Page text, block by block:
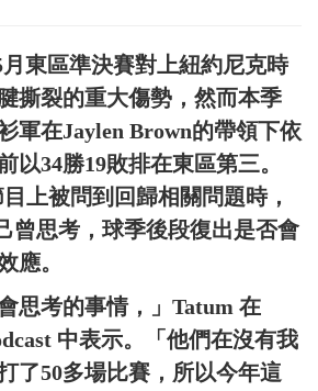
東區準決賽對上紐約尼克時
撕裂的重大傷勢，然而本季
軍在Jaylen Brown的帶領下依
以34勝19敗排在東區第三。
上被問到回歸相關問題時，
曾思考，球季後段復出是否會
應。
思考的事情，」Tatum 在
中表示。「他們在沒有我
了50多場比賽，所以今年這